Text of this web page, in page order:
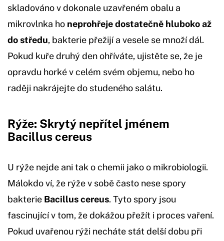
skladováno v dokonale uzavřeném obalu a
mikrovlnka ho neprohřeje dostatečně hluboko až
do středu, bakterie přežijí a vesele se množí dál.
Pokud kuře druhý den ohříváte, ujistěte se, že je
opravdu horké v celém svém objemu, nebo ho
raději nakrájejte do studeného salátu.
Rýže: Skrytý nepřítel jménem
Bacillus cereus
U rýže nejde ani tak o chemii jako o mikrobiologii.
Málokdo ví, že rýže v sobě často nese spory
bakterie Bacillus cereus. Tyto spory jsou
fascinující v tom, že dokážou přežít i proces vaření.
Pokud uvařenou rýži necháte stát delší dobu při